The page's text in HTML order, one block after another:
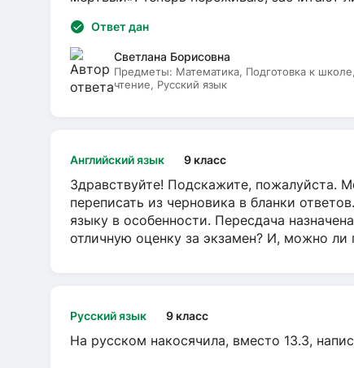
Ответ дан
Светлана Борисовна
Предметы: Математика, Подготовка к
чтение, Русский язык
Английский язык 9 класс
Здравствуйте! Подскажите, пожалуйста.
переписать из черновика в бланки
языку в особенности. Пересдача
отличную оценку за экзамен? И, можно ли
Русский язык 9 класс
На русском накосячила, вместо 13.3,